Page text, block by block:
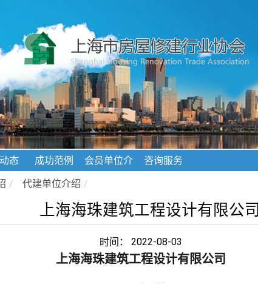
态 成功范例
会员单位介
咨询服务
/ 代建单位介绍 /
上海海珠建筑工程设计有限公司
时间： 2022-08-03
上海海珠建筑工程设计有限公司